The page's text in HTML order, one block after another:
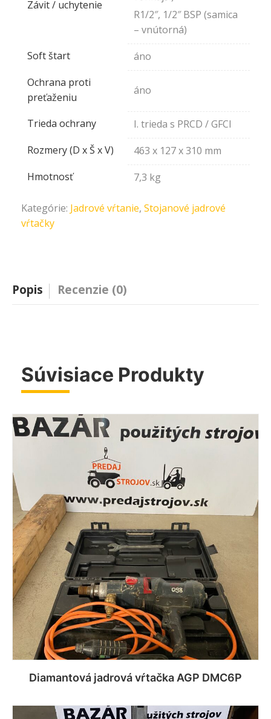
Závit / uchytenie
R1/2″, 1/2″ BSP (samica
– vnútorná)
Soft štart
áno
Ochrana proti
preťaženiu
áno
Trieda ochrany
I. trieda s PRCD / GFCI
Rozmery (D x Š x V)
463 x 127 x 310 mm
Hmotnosť
7,3 kg
Kategórie: Jadrové vŕtanie, Stojanové jadrové
vŕtačky
Popis Recenzie (0)
Súvisiace Produkty
Diamantová jadrová vŕtačka AGP DMC6P